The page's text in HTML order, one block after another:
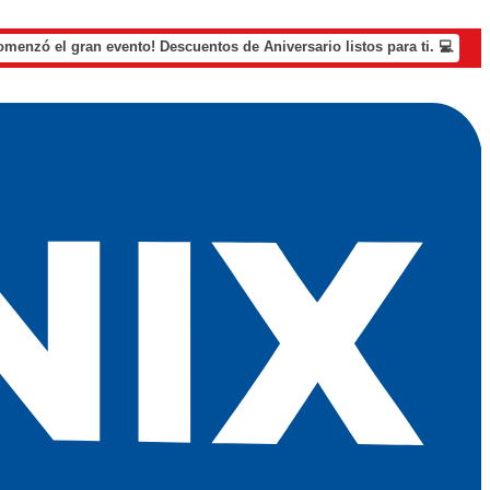
el gran evento! Descuentos de Aniversario listos para ti. 💻